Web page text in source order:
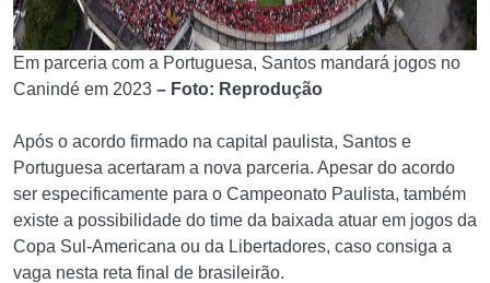
Em parceria com a Portuguesa, Santos mandará jogos no
Canindé em 2023 – Foto: Reprodução
Após o acordo firmado na capital paulista, Santos e
Portuguesa acertaram a nova parceria. Apesar do acordo
ser especificamente para o Campeonato Paulista, também
existe a possibilidade do time da baixada atuar em jogos da
Copa Sul-Americana ou da Libertadores, caso consiga a
vaga nesta reta final de brasileirão.